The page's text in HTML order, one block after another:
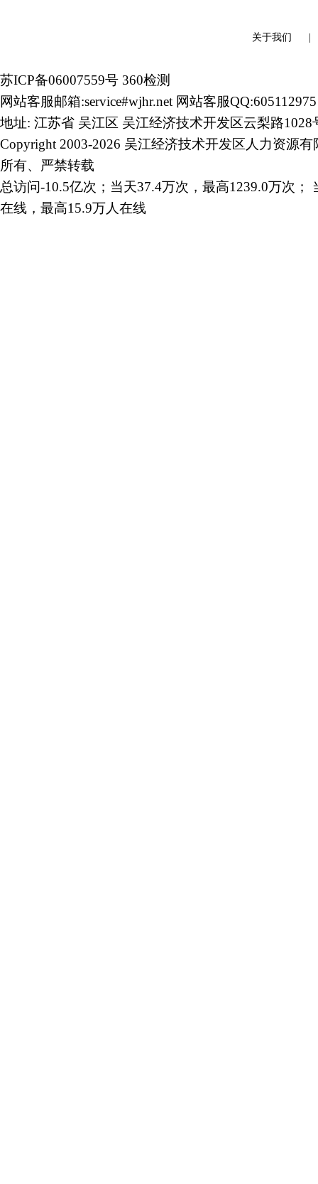
关于我们
苏ICP备06007559号 360检测
网站客服邮箱:service#wjhr.net 网站客服QQ:605112975
地址: 江苏省 吴江区 吴江经济技术开发区云梨路1028
Copyright 2003-2026 吴江经济技术开发区人力资源有
所有、严禁转载
总访问-10.5亿次；当天37.4万次，最高1239.0万次；
在线，最高15.9万人在线